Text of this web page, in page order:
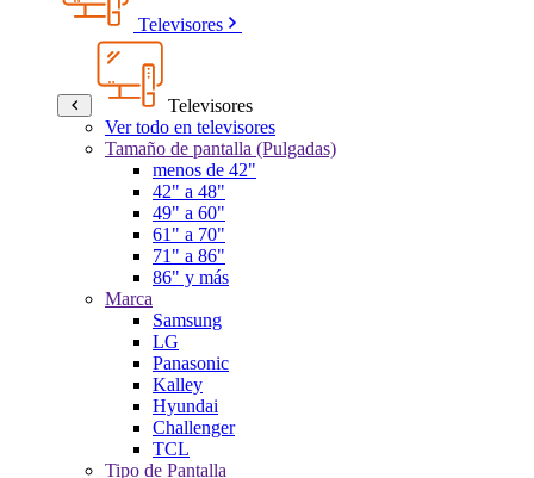
Televisores
Televisores
Ver todo en televisores
Tamaño de pantalla (Pulgadas)
menos de 42"
42" a 48"
49" a 60"
61" a 70"
71" a 86"
86" y más
Marca
Samsung
LG
Panasonic
Kalley
Hyundai
Challenger
TCL
Tipo de Pantalla